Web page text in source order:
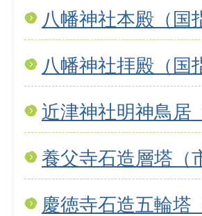
八幡神社本殿（国
八幡神社拝殿（国
近津神社明神鳥居
養父寺石造層塔（
慶徳寺石造五輪塔